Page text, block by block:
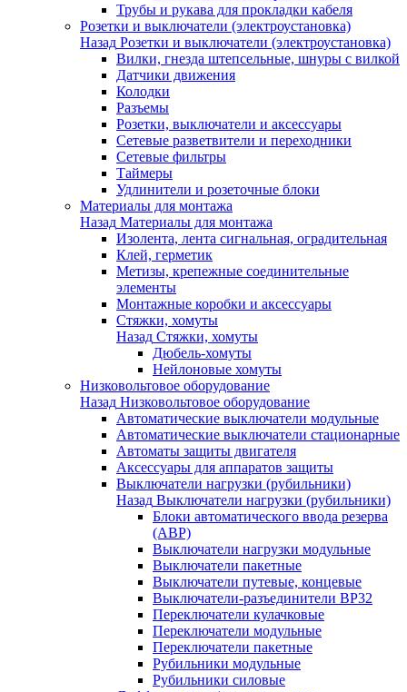
Трубы и рукава для прокладки кабеля
Розетки и выключатели (электроустановка)
Назад Розетки и выключатели (электроустановка)
Вилки, гнезда штепсельные, шнуры с вилкой
Датчики движения
Колодки
Разъемы
Розетки, выключатели и аксессуары
Сетевые разветвители и переходники
Сетевые фильтры
Таймеры
Удлинители и розеточные блоки
Материалы для монтажа
Назад Материалы для монтажа
Изолента, лента сигнальная, оградительная
Клей, герметик
Метизы, крепежные соединительные
элементы
Монтажные коробки и аксессуары
Стяжки, хомуты
Назад Стяжки, хомуты
Дюбель-хомуты
Нейлоновые хомуты
Низковольтовое оборудование
Назад Низковольтовое оборудование
Автоматические выключатели модульные
Автоматические выключатели стационарные
Автоматы защиты двигателя
Аксессуары для аппаратов защиты
Выключатели нагрузки (рубильники)
Назад Выключатели нагрузки (рубильники)
Блоки автоматического ввода резерва
(АВР)
Выключатели нагрузки модульные
Выключатели пакетные
Выключатели путевые, концевые
Выключатели-разъединители ВР32
Переключатели кулачковые
Переключатели модульные
Переключатели пакетные
Рубильники модульные
Рубильники силовые